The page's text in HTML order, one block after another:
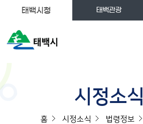
태백시청 태백관광
시정소식
홈 시정소식 법령정보